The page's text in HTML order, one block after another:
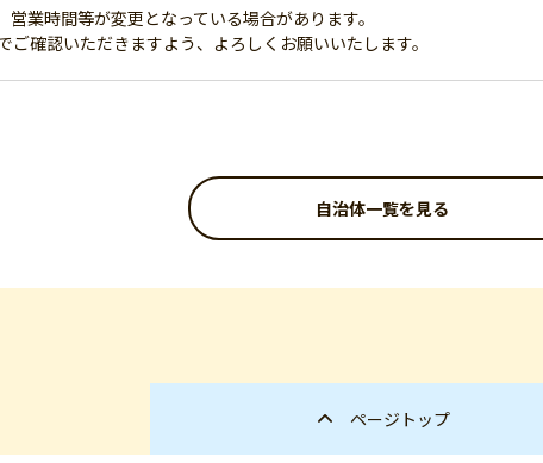
業時間等が変更となっている場合があります。
確認いただきますよう、よろしくお願いいたします。
自治体一覧を見る
ページトップ